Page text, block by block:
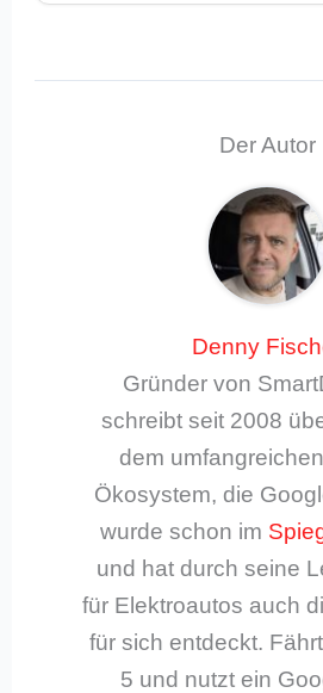
Der Autor
Denny
Gründer von
schreibt seit 2008
dem
Ökosystem, die
wurde schon im
und hat durch seine
für Elektroautos auch
für sich entdeckt.
5 und nutzt ein